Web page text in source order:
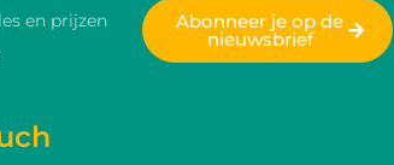
en prijzen
Abonneer je op de
nieuwsbrief